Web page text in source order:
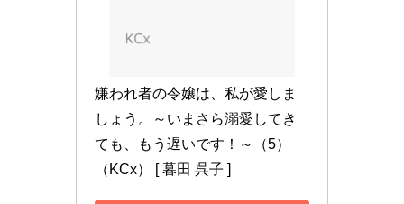
嫌われ者の令嬢は、私が愛しま
しょう。～いまさら溺愛してき
ても、もう遅いです！～（5）
（KCx） [ 暮田 呉子 ]